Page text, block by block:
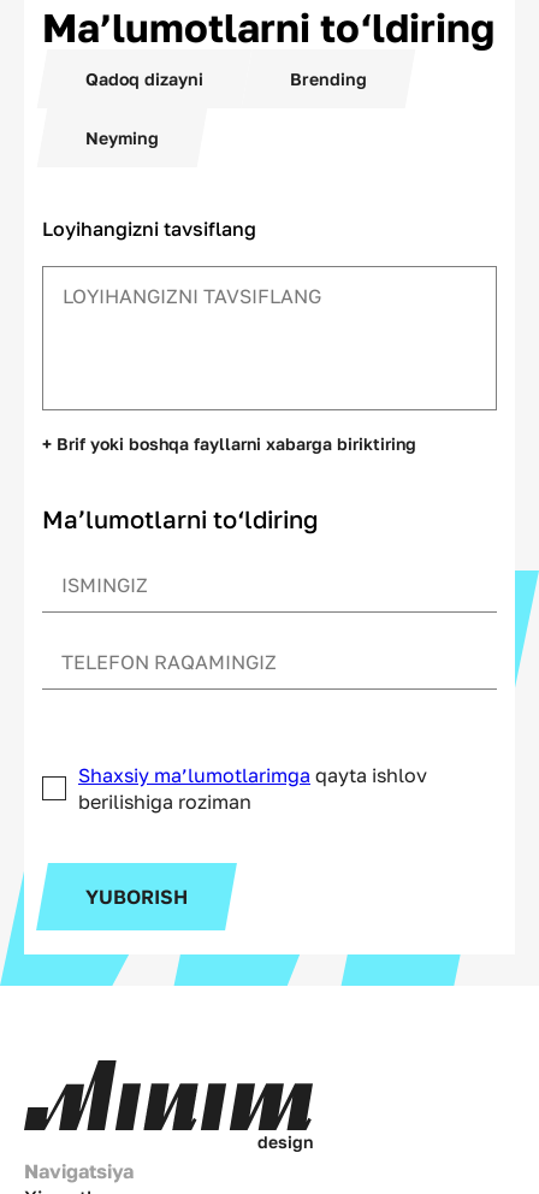
Ma’lumotlarni to‘ldiring
Qadoq dizayni Brending
Neyming
Loyihangizni tavsiflang
+ Brif yoki boshqa fayllarni xabarga biriktiring
Ma’lumotlarni to‘ldiring
Shaxsiy ma’lumotlarimga qayta ishlov
berilishiga roziman
YUBORISH
design
Navigatsiya